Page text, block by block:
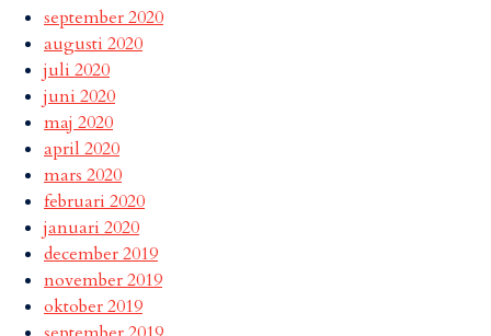
september 2020
augusti 2020
juli 2020
juni 2020
maj 2020
april 2020
mars 2020
februari 2020
januari 2020
december 2019
november 2019
oktober 2019